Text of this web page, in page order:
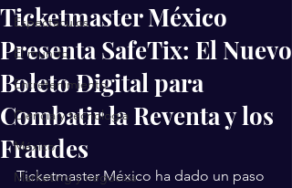
Espectáculos
El mundo
Entretenimiento
Ciencia y tecnología
México
Marketing y negocios
Ticketmaster México
Presenta SafeTix: El Nuevo
Boleto Digital para
Combatir la Reventa y los
Fraudes
Ticketmaster México ha dado un paso